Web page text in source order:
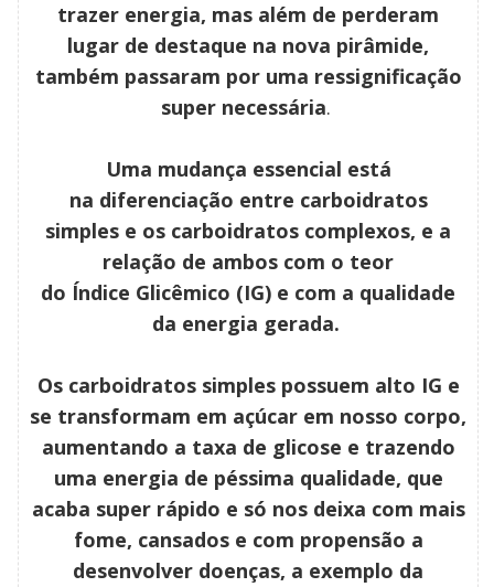
trazer energia, mas além de perderam
lugar de destaque na nova pirâmide,
também passaram por uma ressignificação
super necessária.
Uma mudança essencial está
na diferenciação entre carboidratos
simples e os carboidratos complexos, e a
relação de ambos com o teor
do Índice Glicêmico (IG) e com a qualidade
da energia gerada.
Os carboidratos simples possuem alto IG e
se transformam em açúcar em nosso corpo,
aumentando a taxa de glicose e trazendo
uma energia de péssima qualidade, que
acaba super rápido e só nos deixa com mais
fome, cansados e com propensão a
desenvolver doenças, a exemplo da